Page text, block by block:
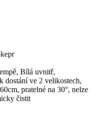
Bílá uvnitř,
dostání ve 2 velikostech,
pratelné na 30°, nelze
čistit